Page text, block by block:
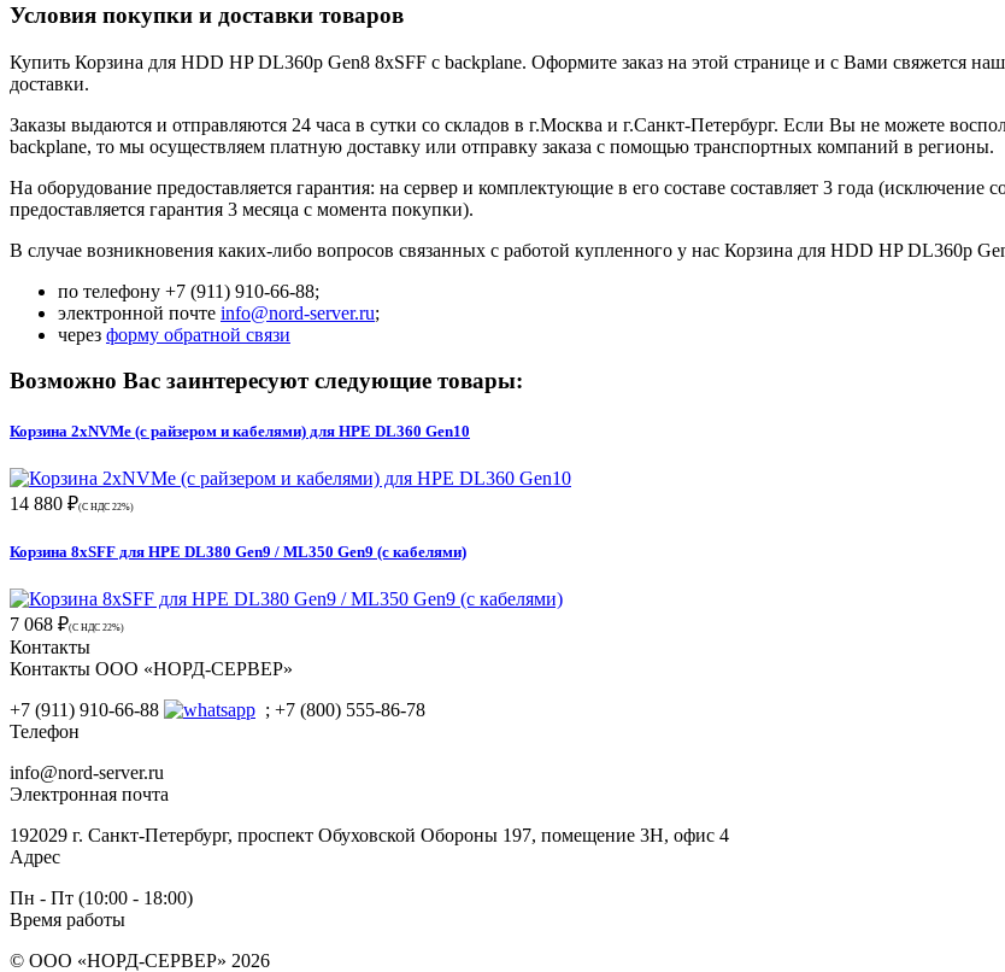
Условия покупки и доставки товаров
Купить Корзина для HDD HP DL360p Gen8 8xSFF с backplane. Оформите заказ на этой странице и с Вами свяжется
доставки.
Заказы выдаются и отправляются 24 часа в сутки со складов в г.Москва и г.Санкт-Петербург. Если Вы не можете
backplane, то мы осуществляем платную доставку или отправку заказа с помощью транспортных компаний в регионы.
На оборудование предоставляется гарантия: на сервер и комплектующие в его составе составляет 3 года
предоставляется гарантия 3 месяца с момента покупки).
В случае возникновения каких-либо вопросов связанных с работой купленного у нас Корзина для HDD HP DL360p
по телефону +7 (911) 910-66-88;
электронной почте info@nord-server.ru;
через форму обратной связи
Возможно Вас заинтересуют следующие товары:
Корзина 2xNVMe (с райзером и кабелями) для HPE DL360 Gen10
14 880 ₽(С НДС 22%)
Корзина 8xSFF для HPE DL380 Gen9 / ML350 Gen9 (с кабелями)
7 068 ₽(С НДС 22%)
Контакты
Контакты ООО «НОРД-СЕРВЕР»
+7 (911) 910-66-88
; +7 (800) 555-86-78
Телефон
info@nord-server.ru
Электронная почта
192029 г. Санкт-Петербург, проспект Обуховской Обороны 197, помещение 3Н, офис 4
Адрес
Пн - Пт (10:00 - 18:00)
Время работы
© ООО «НОРД-СЕРВЕР» 2026